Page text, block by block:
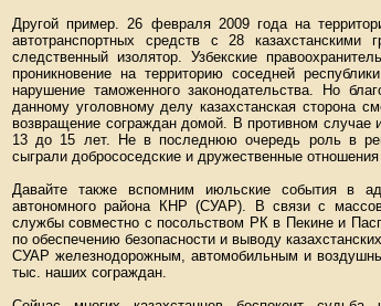
Другой пример. 26 февраля 2009 года на
автотранспортных средств с 28
следственный изолятор. Узбекские
проникновение на территорию соседней
нарушение таможенного законодательства. Но
данному уголовному делу казахстанская сторона
возвращение сограждан домой. В противном
13 до 15 лет. Не в последнюю очередь роль в
сыграли добрососедские и дружественные отношения
Давайте также вспомним июльские события в
автономного района КНР (СУАР). В связи с
службы совместно с посольством РК в Пекине и
по обеспечению безопасности и выводу
СУАР железнодорожным, автомобильным и
тыс. наших сограждан.